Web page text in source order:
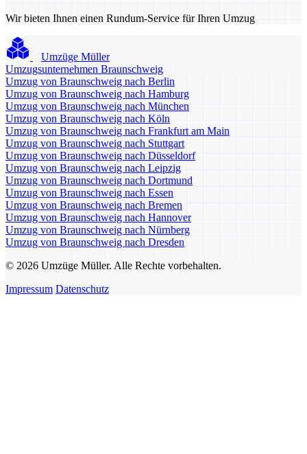
Wir bieten Ihnen einen Rundum-Service für Ihren Umzug
Umzüge Müller
Umzugsunternehmen Braunschweig
Umzug von Braunschweig nach Berlin
Umzug von Braunschweig nach Hamburg
Umzug von Braunschweig nach München
Umzug von Braunschweig nach Köln
Umzug von Braunschweig nach Frankfurt am Main
Umzug von Braunschweig nach Stuttgart
Umzug von Braunschweig nach Düsseldorf
Umzug von Braunschweig nach Leipzig
Umzug von Braunschweig nach Dortmund
Umzug von Braunschweig nach Essen
Umzug von Braunschweig nach Bremen
Umzug von Braunschweig nach Hannover
Umzug von Braunschweig nach Nürnberg
Umzug von Braunschweig nach Dresden
© 2026 Umzüge Müller. Alle Rechte vorbehalten.
Impressum Datenschutz